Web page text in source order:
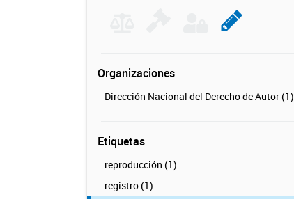
Organizaciones
Dirección Nacional del Derecho de Autor (1)
Etiquetas
reproducción (1)
registro (1)